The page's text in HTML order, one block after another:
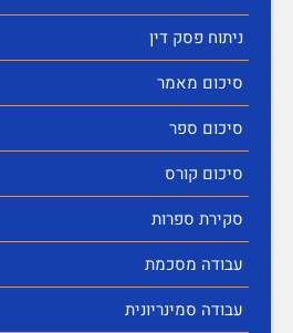
ניתוח פסק דין
סיכום מאמר
סיכום ספר
סיכום קורס
סקירת ספרות
עבודה מסכמת
עבודה סמינריונית